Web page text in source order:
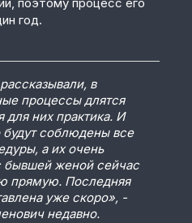
год.
в
процессы длятся
них практика. И
будут соблюдены все
а их очень
бывшей женой сейчас
прямую. Последняя
уже скоро», -
недавно.